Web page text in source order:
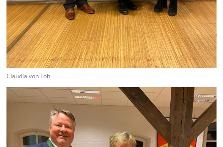
Claudia von Loh